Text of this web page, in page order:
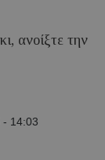
ανοίξτε την
14:03